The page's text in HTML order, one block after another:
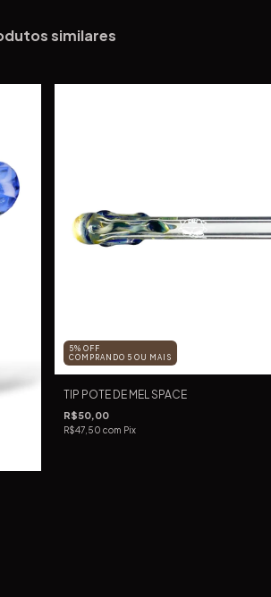
similares
5% OFF
COMPRANDO 5 OU MAIS
TIP POTE DE MEL SPACE
R$50,00
R$47,50 com Pix